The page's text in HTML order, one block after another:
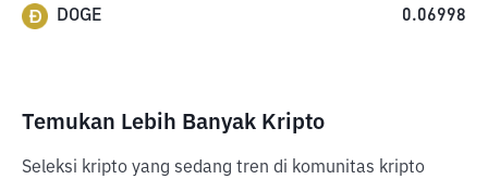
DOGE 0.06998
Temukan Lebih Banyak Kripto
Seleksi kripto yang sedang tren di komunitas kripto